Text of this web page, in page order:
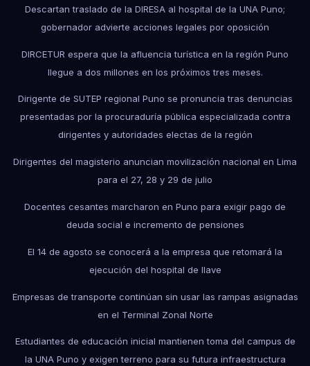
Descartan traslado de la DIRESA al hospital de la UNA Puno;
gobernador advierte acciones legales por oposición
DIRCETUR espera que la afluencia turística en la región Puno
llegue a dos millones en los próximos tres meses.
Dirigente de SUTEP regional Puno se pronuncia tras denuncias
presentadas por la procuraduría pública especializada contra
dirigentes y autoridades electas de la región
Dirigentes del magisterio anuncian movilización nacional en Lima
para el 27, 28 y 29 de julio
Docentes cesantes marcharon en Puno para exigir pago de
deuda social e incremento de pensiones
El 14 de agosto se conocerá a la empresa que retomará la
ejecución del hospital de Ilave
Empresas de transporte continúan sin usar las rampas asignadas
en el Terminal Zonal Norte
Estudiantes de educación inicial mantienen toma del campus de
la UNA Puno y exigen terreno para su futura infraestructura